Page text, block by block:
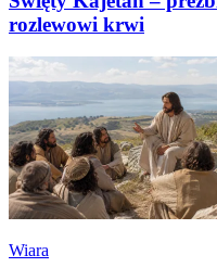
rozlewowi krwi
Wiara